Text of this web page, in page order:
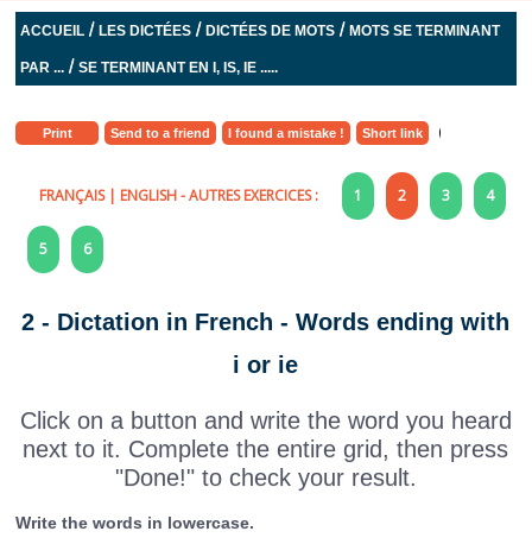
ACCUEIL /LES DICTÉES /DICTÉES DE MOTS /MOTS SE TERMINANT
PAR ... /SE TERMINANT EN I, IS, IE .....
Print Send to a friend I found a mistake ! Short link
FRANÇAIS| ENGLISH- AUTRES EXERCICES : 1 2 3 4
5 6
2 - Dictation in French - Words ending with
i or ie
Click on a button and write the word you heard
next to it. Complete the entire grid, then press
"Done!" to check your result.
Write the words in lowercase.